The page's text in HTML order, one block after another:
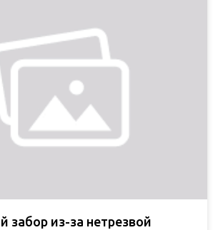
забор из-за нетрезвой